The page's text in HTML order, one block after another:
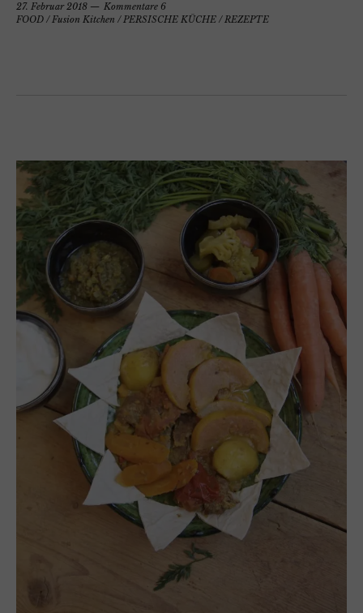
27. Februar 2018
Kommentare 6
FOOD /Fusion Kitchen /PERSISCHE KÜCHE /REZEPTE